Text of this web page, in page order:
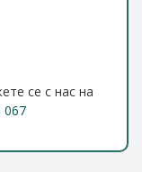
се с нас на
067